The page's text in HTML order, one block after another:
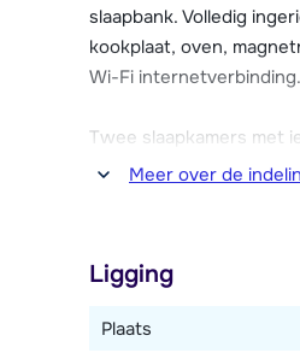
Badjassen en slippers
slaapbank. Volledig
kookplaat, oven,
Wi-Fi internetverbinding.
Twee slaapkamers met
bad, douche, toilet en
Meer over de
Ligging
Plaats